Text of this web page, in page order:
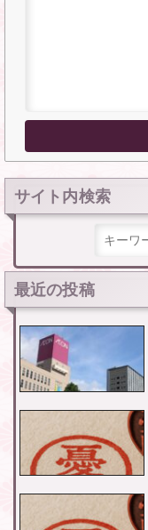
サイト内検索
最近の投稿